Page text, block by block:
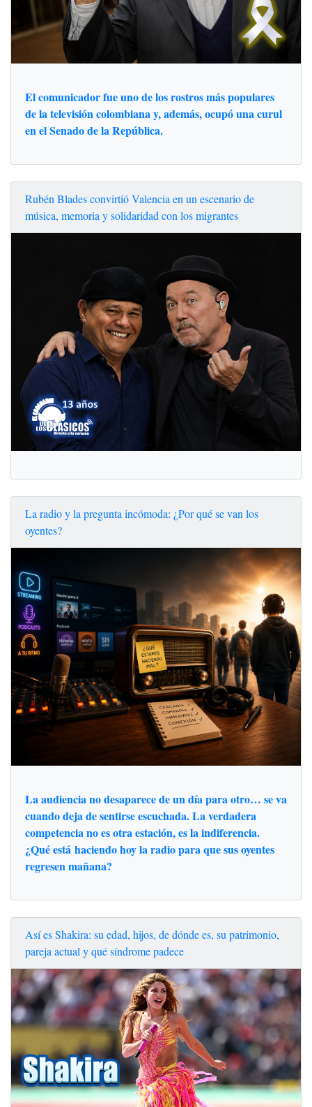
El comunicador fue uno de los rostros más populares
de la televisión colombiana y, además, ocupó una curul
en el Senado de la República.
Rubén Blades convirtió Valencia en un escenario de
música, memoria y solidaridad con los migrantes
La radio y la pregunta incómoda: ¿Por qué se van los
oyentes?
La audiencia no desaparece de un día para otro… se va
cuando deja de sentirse escuchada. La verdadera
competencia no es otra estación, es la indiferencia.
¿Qué está haciendo hoy la radio para que sus oyentes
regresen mañana?
Así es Shakira: su edad, hijos, de dónde es, su patrimonio,
pareja actual y qué síndrome padece